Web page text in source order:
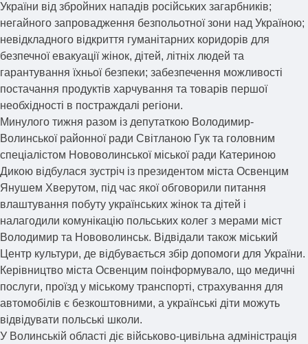
України від збройних нападів російських загарбників;
негайного запровадження безпольотної зони над Україною;
невідкладного відкриття гуманітарних коридорів для
безпечної евакуації жінок, дітей, літніх людей та
гарантування їхньої безпеки; забезпечення можливості
постачання продуктів харчування та товарів першої
необхідності в постраждалі регіони.
Минулого тижня разом із депутаткою Володимир-
Волинської районної ради Світланою Гук та головним
спеціалістом Нововолинської міської ради Катериною
Дикою відбулася зустріч із президентом міста Освенцим
Янушем Хверутом, під час якої обговорили питання
влаштування побуту українських жінок та дітей і
налагодили комунікацію польських колег з мерами міст
Володимир та Нововолинськ. Відвідали також міський
Центр культури, де відбувається збір допомоги для України.
Керівництво міста Освенцим поінформувало, що медичні
послуги, проїзд у міському транспорті, страхування для
автомобілів є безкоштовними, а українські діти можуть
відвідувати польські школи.
У Волинській області діє військово-цивільна адміністрація